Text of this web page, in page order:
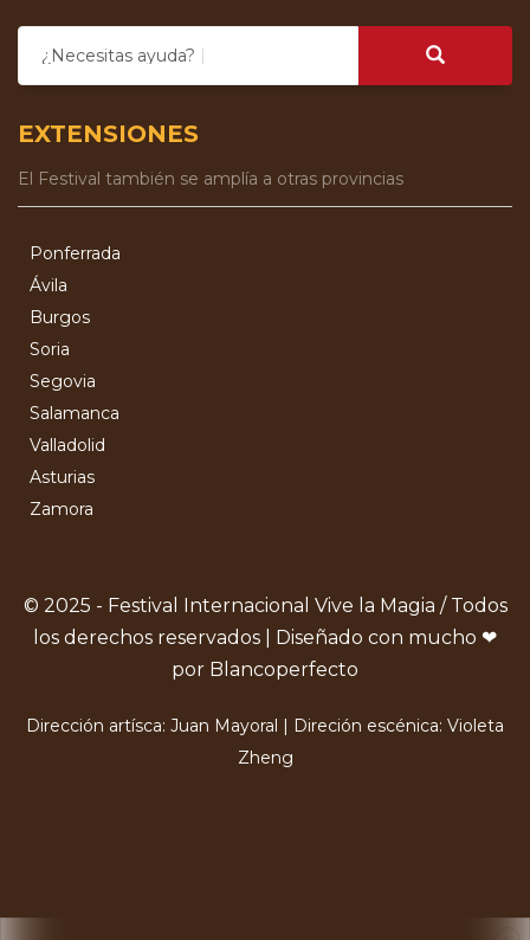
¿Necesitas ayuda?
EXTENSIONES
El Festival también se amplía a otras provincias
Ponferrada
Ávila
Burgos
Soria
Segovia
Salamanca
Valladolid
Asturias
Zamora
© 2025 - Festival Internacional Vive la Magia / Todos
los derechos reservados | Diseñado con mucho ❤
por Blancoperfecto
Dirección artísca: Juan Mayoral | Direción escénica: Violeta
Zheng